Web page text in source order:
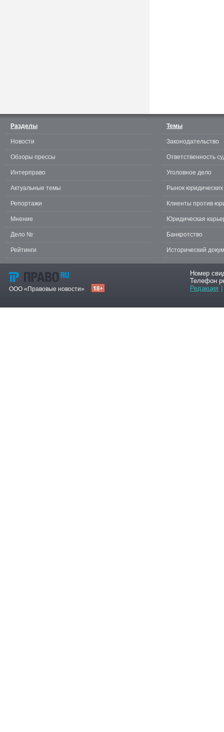
Разделы
Новости
Обзоры прессы
Интерправо
Актуальные темы
Репортажи
Мнение
Дело №
Рейтинги
Темы
Законодательство
Ответственность
Уголовное дело
Рынок юридических
Клиенты против
Юридическая
Банкротство
Исторический
ООО «Правовые новости»
Номер
Телефон
Редакция